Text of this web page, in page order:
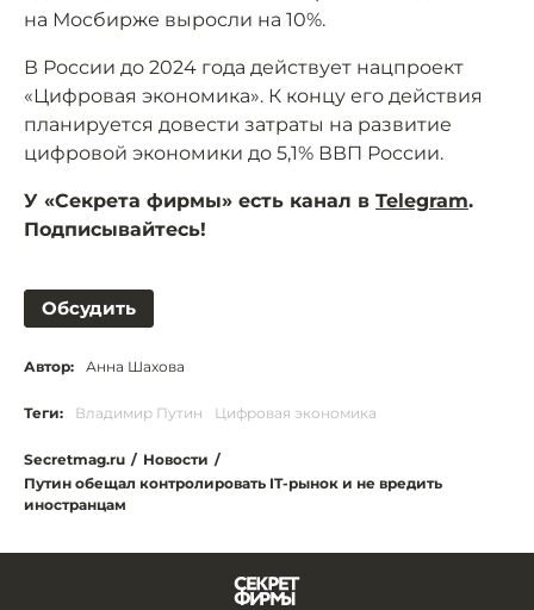
на Мосбирже выросли на 10%.
В России до 2024 года действует нацпроект
«Цифровая экономика». К концу его действия
планируется довести затраты на развитие
цифровой экономики до 5,1% ВВП России.
У «Секрета фирмы» есть канал в Telegram.
Подписывайтесь!
Обсудить
Автор: Анна Шахова
Теги: Владимир Путин Цифровая экономика
Secretmag.ru / Новости /
Путин обещал контролировать IT-рынок и не вредить
иностранцам